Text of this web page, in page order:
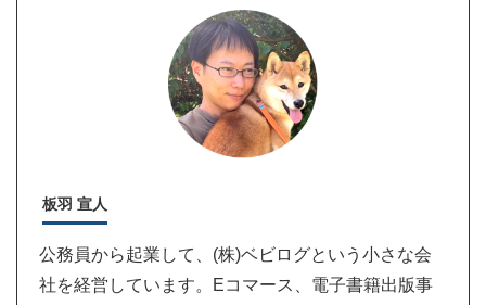
板羽 宣人
公務員から起業して、(株)ベビログという小さな会
社を経営しています。Eコマース、電子書籍出版事